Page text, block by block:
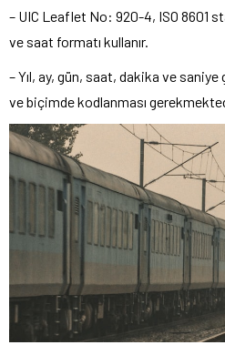
– UIC Leaflet No: 920-4, ISO 8601
ve saat formatı kullanır.
– Yıl, ay, gün, saat, dakika ve
ve biçimde kodlanması